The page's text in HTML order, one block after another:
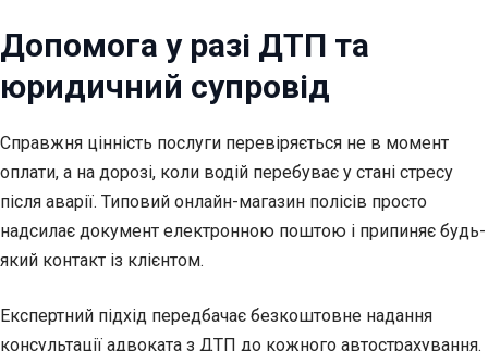
Допомога у разі ДТП та
юридичний супровід
Справжня цінність послуги перевіряється не в момент
оплати, а на дорозі, коли водій перебуває у стані стресу
після аварії. Типовий онлайн-магазин полісів просто
надсилає документ електронною поштою і припиняє будь-
який контакт із клієнтом.
Експертний підхід передбачає безкоштовне надання
консультації адвоката з ДТП до кожного автострахування.